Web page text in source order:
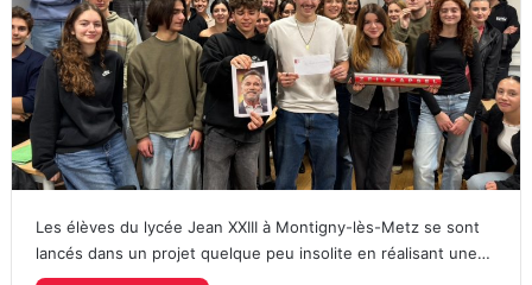
Les élèves du lycée Jean XXIII à Montigny-lès-Metz se sont
lancés dans un projet quelque peu insolite en réalisant une…